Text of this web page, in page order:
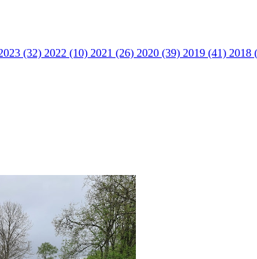
(32) 2022 (10) 2021 (26) 2020 (39) 2019 (41) 2018